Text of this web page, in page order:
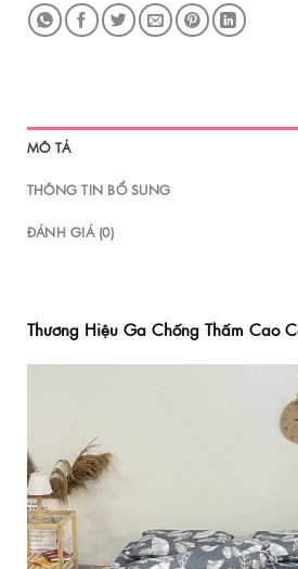
MÔ TẢ
THÔNG TIN BỔ SUNG
ĐÁNH GIÁ (0)
Thương Hiệu Ga Chống Thấm Cao